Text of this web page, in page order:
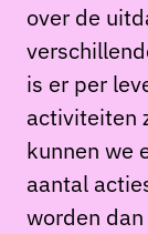
over de
is er per
activiteiten
kunnen we
aantal
worden